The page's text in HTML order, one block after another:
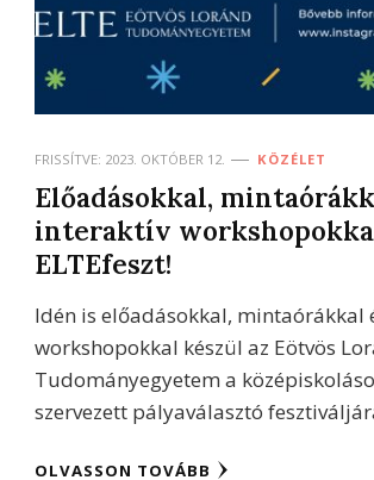
FRISSÍTVE: 2023. OKTÓBER 12. KÖZÉLET
Előadásokkal,
interaktív
ELTEfeszt!
Idén is előadásokkal, mintaórákkal
workshopokkal készül az Eötvös
Tudományegyetem a
szervezett pályaválasztó
OLVASSON TOVÁBB